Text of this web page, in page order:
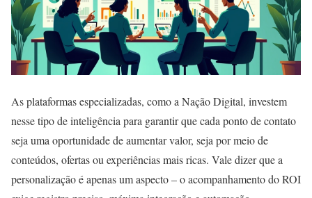
As plataformas especializadas, como a Nação Digital, investem
nesse tipo de inteligência para garantir que cada ponto de contato
seja uma oportunidade de aumentar valor, seja por meio de
conteúdos, ofertas ou experiências mais ricas. Vale dizer que a
personalização é apenas um aspecto – o acompanhamento do ROI